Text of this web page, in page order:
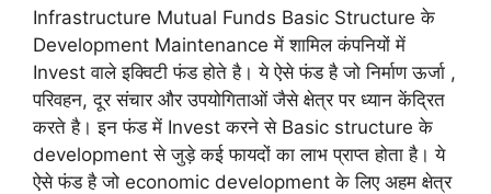
Infrastructure Mutual Funds Basic Structure के
Development Maintenance में शामिल कंपनियों में
Invest वाले इक्विटी फंड होते है। ये ऐसे फंड है जो निर्माण ऊर्जा ,
परिवहन, दूर संचार और उपयोगिताओं जैसे क्षेत्र पर ध्यान केंद्रित
करते है। इन फंड में Invest करने से Basic structure के
development से जुड़े कई फायदों का लाभ प्राप्त होता है। ये
ऐसे फंड है जो economic development के लिए अहम क्षेत्र